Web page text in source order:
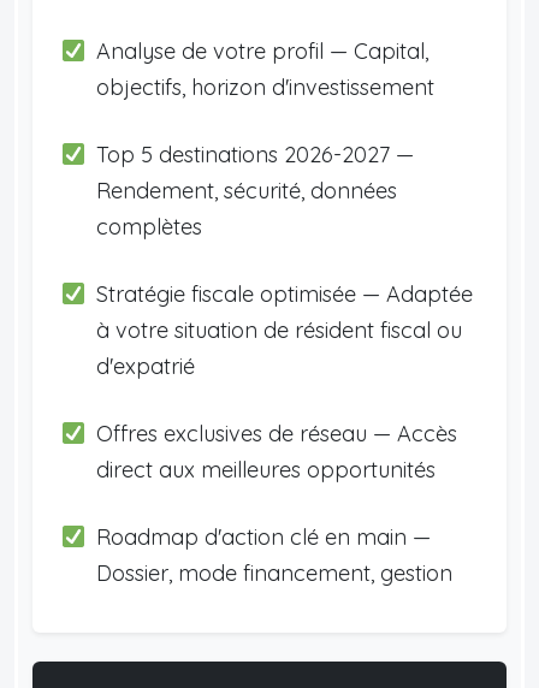
Analyse de votre profil — Capital,
objectifs, horizon d'investissement
Top 5 destinations 2026-2027 —
Rendement, sécurité, données
complètes
Stratégie fiscale optimisée — Adaptée
à votre situation de résident fiscal ou
d'expatrié
Offres exclusives de réseau — Accès
direct aux meilleures opportunités
Roadmap d'action clé en main —
Dossier, mode financement, gestion